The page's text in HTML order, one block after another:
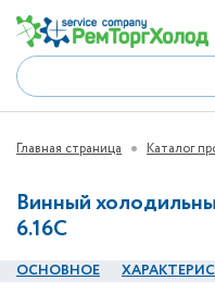
Главная страница Каталог
Винный
6.16C
ОСНОВНОЕ